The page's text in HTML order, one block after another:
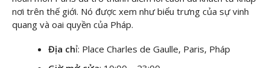
nơi trên thế giới. Nó được xem như biểu trưng của sự vinh
quang và oai quyền của Pháp.
Địa chỉ: Place Charles de Gaulle, Paris, Pháp